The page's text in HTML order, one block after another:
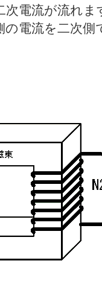
次電流が流れま
電流を二次